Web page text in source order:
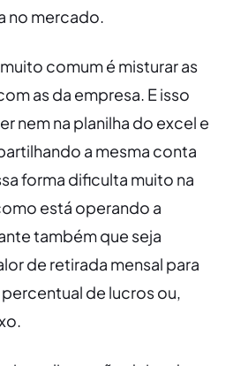
no mercado.
comum é misturar as
as da empresa. E isso
nem na planilha do excel e
a mesma conta
forma dificulta muito na
está operando a
também que seja
de retirada mensal para
de lucros ou,